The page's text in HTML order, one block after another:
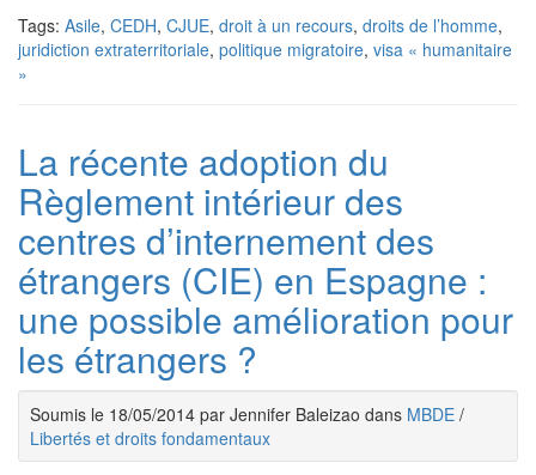
Tags: Asile, CEDH, CJUE, droit à un recours, droits de l’homme,
juridiction extraterritoriale, politique migratoire, visa « humanitaire
»
La récente adoption du
Règlement intérieur des
centres d’internement des
étrangers (CIE) en Espagne :
une possible amélioration pour
les étrangers ?
Soumis le 18/05/2014 par Jennifer Baleizao dans MBDE /
Libertés et droits fondamentaux